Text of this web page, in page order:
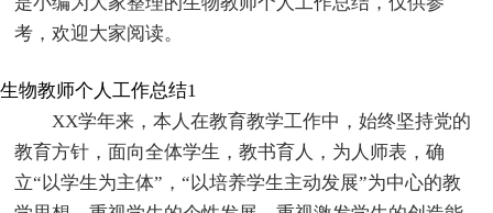
考，欢迎大家阅读。
生物教师个人工作总结1
XX学年来，本人在教育教学工作中，始终坚持党的
教育方针，面向全体学生，教书育人，为人师表，确
立“以学生为主体”，“以培养学生主动发展”为中心的教